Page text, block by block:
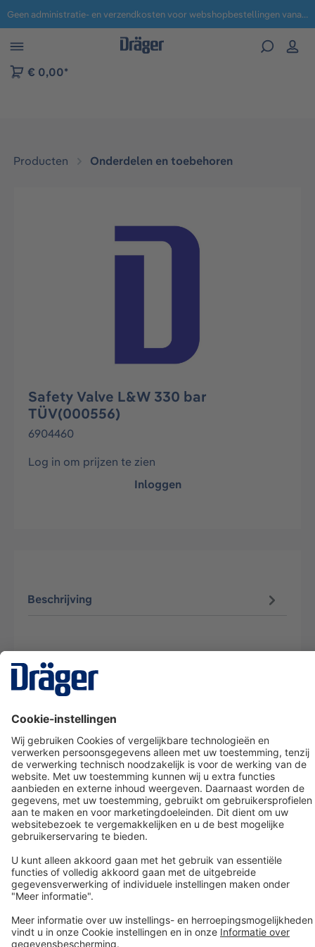
naar navigatie B2B-platform Geen administratie- en verzendkosten voor webshopbestellingen vanaf € 100,-.
€ 0,00*
Producten Onderdelen en toebehoren
Afbeeldingengalerij overslaan
Safety Valve L&W 330 bar
TÜV(000556)
6904460
Log in om prijzen te zien
Inloggen
Beschrijving
Dräger klantenservice
Over Dräger
Bestellen in onze webshop
Community